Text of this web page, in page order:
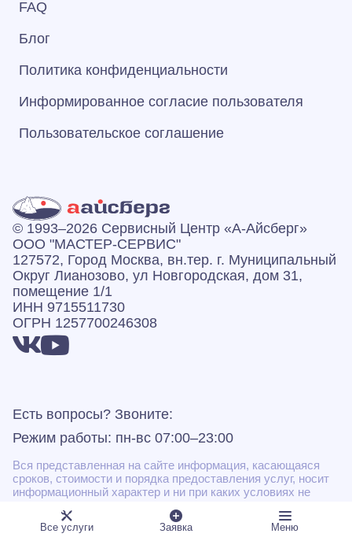
FAQ
Блог
Политика конфиденциальности
Информированное согласие пользователя
Пользовательское соглашение
© 1993–2026 Сервисный Центр «А‑Айсберг»
ООО "МАСТЕР-СЕРВИС"
127572, Город Москва, вн.тер. г. Муниципальный
Округ Лианозово, ул Новгородская, дом 31,
помещение 1/1
ИНН 9715511730
ОГРН 1257700246308
Есть вопросы? Звоните:
Режим работы: пн-вс 07:00–23:00
Вся представленная на сайте информация, касающаяся
сроков, стоимости и порядка предоставления услуг, носит
информационный характер и ни при каких условиях не
Статьи 437(2) Гражданского кодекса РФ.
Все услуги Заявка Меню